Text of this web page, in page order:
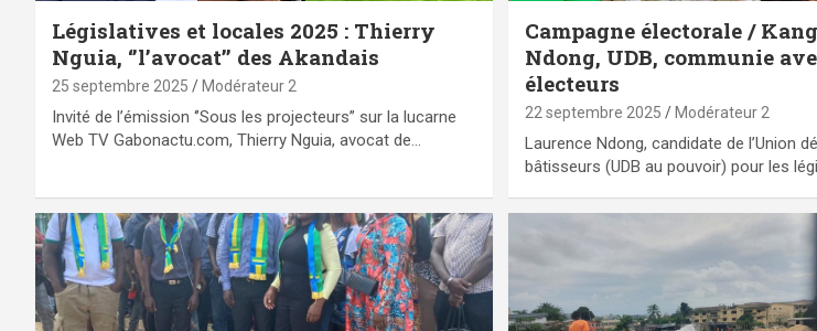
Législatives et locales 2025 : Thierry
Nguia, ‘’l’avocat’’ des Akandais
25 septembre 2025 Modérateur 2
Invité de l’émission ‘’Sous les projecteurs’’ sur la lucarne
Web TV Gabonactu.com, Thierry Nguia, avocat de…
Campagne électorale /
Ndong, UDB, communie
électeurs
22 septembre 2025 Modérateur 2
Laurence Ndong, candidate de l’Union
bâtisseurs (UDB au pouvoir) pour les